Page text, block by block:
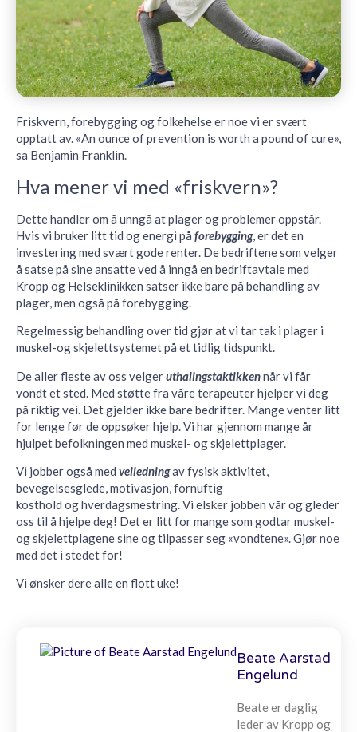
Friskvern, forebygging og folkehelse er noe vi er svært
opptatt av. «An ounce of prevention is worth a pound of cure»,
sa Benjamin Franklin.
Hva mener vi med «friskvern»?
Dette handler om å unngå at plager og problemer oppstår.
Hvis vi bruker litt tid og energi på forebygging, er det en
investering med svært gode renter. De bedriftene som velger
å satse på sine ansatte ved å inngå en bedriftavtale med
Kropp og Helseklinikken satser ikke bare på behandling av
plager, men også på forebygging.
Regelmessig behandling over tid gjør at vi tar tak i plager i
muskel-og skjelettsystemet på et tidlig tidspunkt.
De aller fleste av oss velgeruthalingstaktikkennår vi får
vondt et sted. Med støtte fra våre terapeuter hjelper vi deg
på riktig vei. Det gjelder ikke bare bedrifter. Mange venter litt
for lenge før de oppsøker hjelp. Vi har gjennom mange år
hjulpet befolkningen med muskel- og skjelettplager.
Vi jobber også med veiledningav fysisk aktivitet,
bevegelsesglede, motivasjon, fornuftig
kosthold og hverdagsmestring. Vi elsker jobben vår og gleder
oss til å hjelpe deg! Det er litt for mange som godtar muskel-
og skjelettplagene sine og tilpasser seg «vondtene». Gjør noe
med det i stedet for!
Vi ønsker dere alle en flott uke!
Beate Aarstad
Engelund
Beate er daglig
leder av Kropp og